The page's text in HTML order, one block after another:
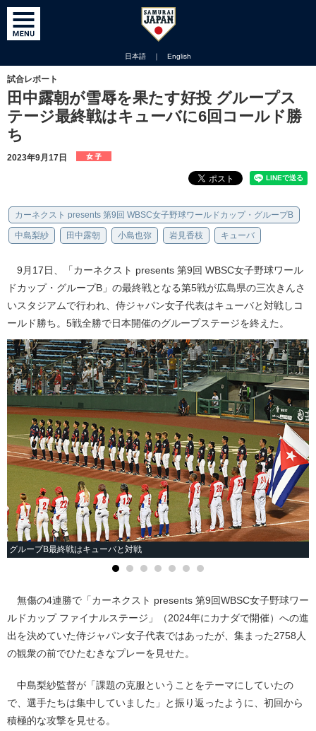
日本語 ｜ English
試合レポート
田中露朝が雪辱を果たす好投 グループス
テージ最終戦はキューバに6回コールド勝
ち
2023年9月17日
カーネクスト presents 第9回 WBSC女子野球ワールドカップ・グループB
中島梨紗 田中露朝 小島也弥 岩見香枝 キューバ
9月17日、「カーネクスト presents 第9回 WBSC女子野球ワール
ドカップ・グループB」の最終戦となる第5戦が広島県の三次きんさ
いスタジアムで行われ、侍ジャパン女子代表はキューバと対戦しコ
ールド勝ち。5戦全勝で日本開催のグループステージを終えた。
グループB最終戦はキューバと対戦
無傷の4連勝で「カーネクスト presents 第9回WBSC女子野球ワー
ルドカップ ファイナルステージ」（2024年にカナダで開催）への進
出を決めていた侍ジャパン女子代表ではあったが、集まった2758人
の観衆の前でひたむきなプレーを見せた。
中島梨紗監督が「課題の克服ということをテーマにしていたの
で、選手たちは集中していました」と振り返ったように、初回から
積極的な攻撃を見せる。